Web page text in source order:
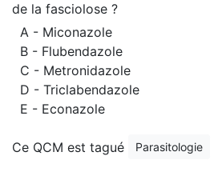
de la fasciolose ?
A - Miconazole
B - Flubendazole
C - Metronidazole
D - Triclabendazole
E - Econazole
Ce QCM est tagué Parasitologie